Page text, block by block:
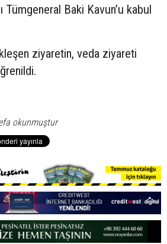
Tümgeneral Baki Kavun’u kabul
ziyaretin, veda ziyareti
okunmuştur